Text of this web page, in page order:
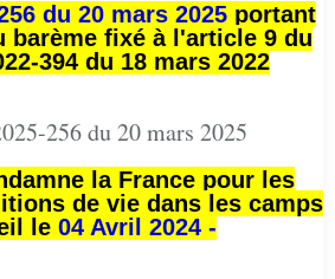
du 20 mars 2025portant
barème fixé à l'article 9 du
394 du 18 mars 2022
256 du 20 mars 2025
la France pour les
de vie dans les camps
le 04 Avril 2024 -